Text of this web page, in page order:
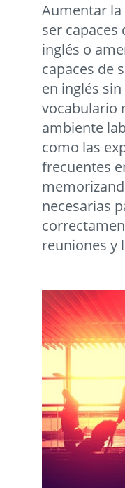
Aumentar
ser capaces
inglés o
capaces de
en inglés
vocabulario
ambiente
como las
frecuentes
necesarias
reuniones y